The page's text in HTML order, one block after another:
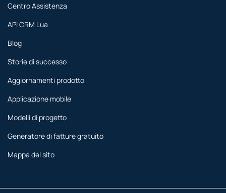
Centro Assistenza
API CRM Lua
Blog
Storie di successo
Aggiornamenti prodotto
Applicazione mobile
Modelli di progetto
Generatore di fatture gratuito
Mappa del sito